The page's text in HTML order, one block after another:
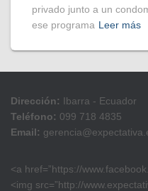
privado junto a un
ese programa Leer más
Dirección: Ibarra - Ecuador
Teléfono: 099 718 4835
Email:
<a href=”https://
<img src=”http://